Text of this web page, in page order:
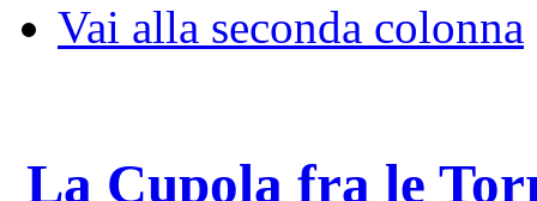
Vai alla seconda colonna
La Cupola fra le